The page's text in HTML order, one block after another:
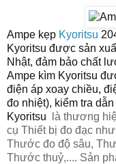
Ampe kẹp Kyoritsu
Kyoritsu được sản
Nhật, đảm bảo chất
Ampe kìm Kyoritsu
điện áp xoay chiều,
đo nhiệt), kiểm tra
Kyoritsu
là thương
cụ Thiết bị đo đạc
Thước đo độ sâu,
Thước thuỷ,.... Sản